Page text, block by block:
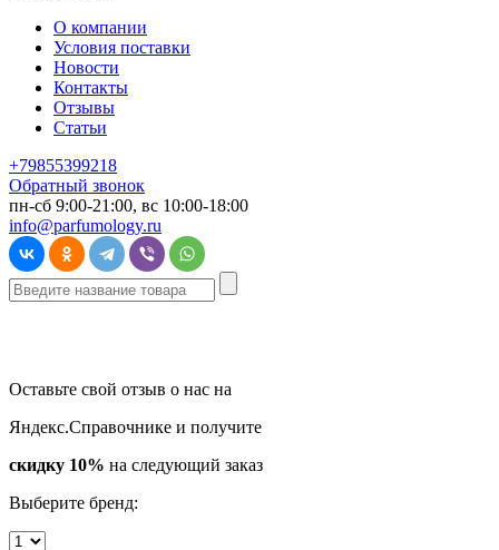
О компании
Условия поставки
Новости
Контакты
Отзывы
Статьи
+79855399218
Обратный звонок
пн-сб 9:00-21:00, вс 10:00-18:00
info@parfumology.ru
Оставьте свой отзыв о нас на
Яндекс.Справочнике и получите
скидку 10% на следующий заказ
Выберите бренд: